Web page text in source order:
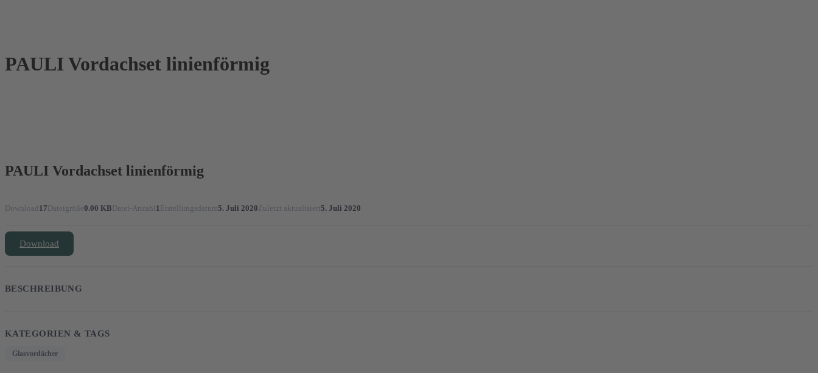
PAULI Vordachset linienförmig
PAULI Vordachset linienförmig
Download 17Dateigröße0.00 KBDatei-Anzahl 1 Erstellungsdatum5. Juli 2020Zuletzt aktualisiert5. Juli 2020
Download
BESCHREIBUNG
KATEGORIEN & TAGS
Glasvordächer